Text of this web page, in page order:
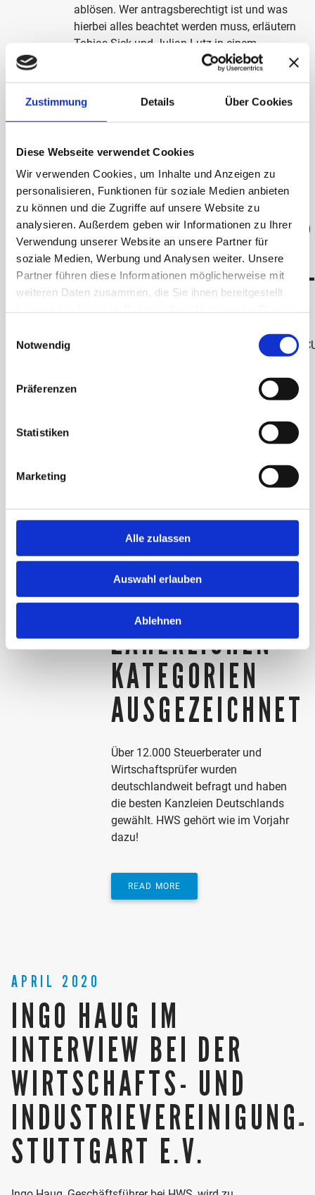
Zustimmung Details Über Cookies
Diese Webseite verwendet Cookies
Wir verwenden Cookies, um Inhalte und Anzeigen zu
personalisieren, Funktionen für soziale Medien anbieten
zu können und die Zugriffe auf unsere Website zu
analysieren. Außerdem geben wir Informationen zu Ihrer
Verwendung unserer Website an unsere Partner für
soziale Medien, Werbung und Analysen weiter. Unsere
Partner führen diese Informationen möglicherweise mit
weiteren Daten zusammen, die Sie ihnen bereitgestellt
Notwendig
Präferenzen
Statistiken
Marketing
Alle zulassen
Auswahl erlauben
Ablehnen
ablösen. Wer antragsberechtigt ist und was
hierbei alles beachtet werden muss, erläutern
Tobias Sick und Julian Lutz in einem
ausführlichen Interview der WirtschaftsWoche.
ZUM ARTIKEL DER WIRTSCHAFTSWOCHE
JUNE 2020
HWS AUCH 2020 ALS
AUSGEZEICHNET
Wir freuen uns sehr über eine weitere Auszeichnung von
APRIL 2020
FOCUS-SPEZIAL
„STEUERN":
HWS WIEDER IN
ZAHLREICHEN
KATEGORIEN
AUSGEZEICHNET
Über 12.000 Steuerberater und
Wirtschaftsprüfer wurden
deutschlandweit befragt und haben
die besten Kanzleien Deutschlands
gewählt. HWS gehört wie im Vorjahr
dazu!
READ MORE
APRIL 2020
INGO HAUG IM
INTERVIEW BEI DER
WIRTSCHAFTS- UND
INDUSTRIEVEREINIGUNG
STUTTGART E.V.